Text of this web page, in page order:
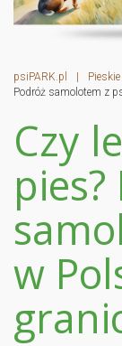
psiPARK.pl |
Podróż samolotem z
Czy
w